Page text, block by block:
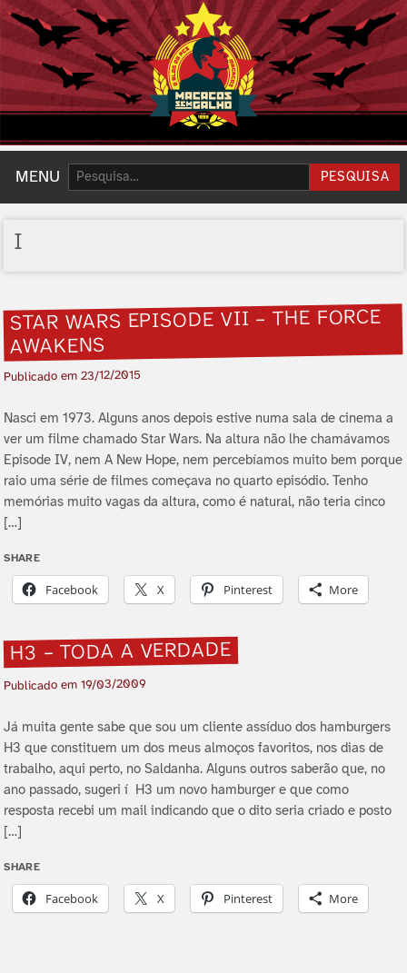
MENU Pesquisar: PESQUISA
I
STAR WARS EPISODE VII – THE FORCE
AWAKENS
Publicado em23/12/2015
Nasci em 1973. Alguns anos depois estive numa sala de cinema a
ver um filme chamado Star Wars. Na altura não lhe chamávamos
Episode IV, nem A New Hope, nem percebí­amos muito bem porque
raio uma série de filmes começava no quarto episódio. Tenho
memórias muito vagas da altura, como é natural, não teria cinco
[…]
SHARE
Facebook X Pinterest More
H3 – TODA A VERDADE
Publicado em19/03/2009
Já muita gente sabe que sou um cliente assí­duo dos hamburgers
H3 que constituem um dos meus almoços favoritos, nos dias de
trabalho, aqui perto, no Saldanha. Alguns outros saberão que, no
ano passado, sugeri í H3 um novo hamburger e que como
resposta recebi um mail indicando que o dito seria criado e posto
[…]
SHARE
Facebook X Pinterest More